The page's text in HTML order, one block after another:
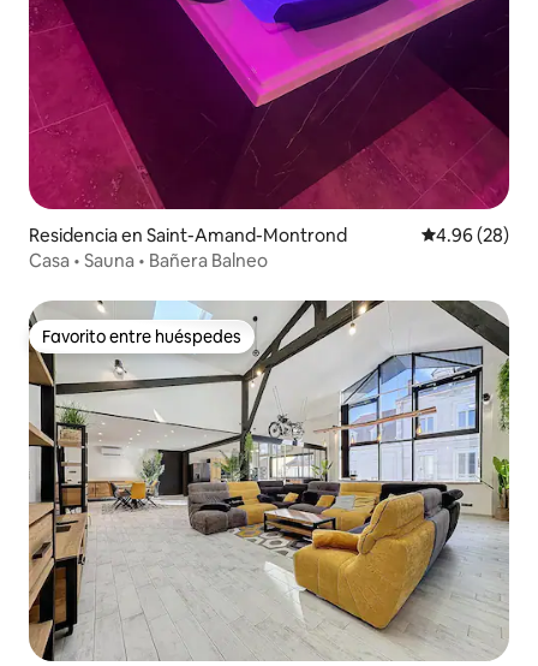
Residencia en Saint-Amand-Montrond Calificación
4.96 (28)
Casa • Sauna • Bañera Balneo
Favorito entre huéspedes
Favorito entre huéspedes